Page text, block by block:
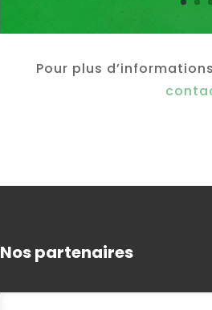
Pour plus
Nos partenaires